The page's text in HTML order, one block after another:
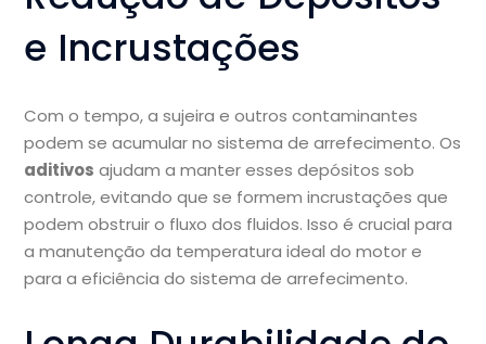
e Incrustações
Com o tempo, a sujeira e outros contaminantes
podem se acumular no sistema de arrefecimento. Os
aditivos ajudam a manter esses depósitos sob
controle, evitando que se formem incrustações que
podem obstruir o fluxo dos fluidos. Isso é crucial para
a manutenção da temperatura ideal do motor e
para a eficiência do sistema de arrefecimento.